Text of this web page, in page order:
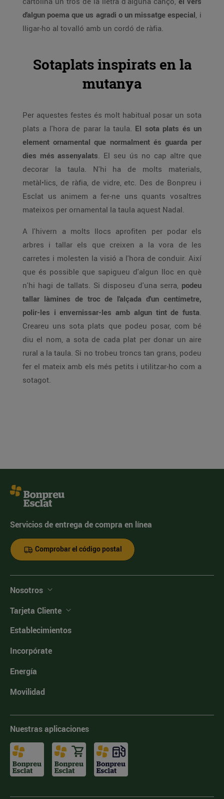
d'algun poema que us agradi o un missatge especial, i
lligar-ho al tovalló amb un cordó de ràfia.
Sotaplats inspirats en la
mutanya
Per aquestes festes és molt habitual posar un sota
plats a l'hora de parar la taula. El sota plats és un
element ornamental que normalment és guarda per
dies més assenyalats. El seu ús no cap altre que
decorar la taula. N'hi ha de molts materials,
metàl•lics, de ràfia, de vidre, etc. Des de Bonpreu i
Esclat us animem a fer-ne uns quants vosaltres
mateixos per ornamental la taula aquest Nadal.
A l'hivern a molts llocs aprofiten per podar els
arbres i tallar els que creixen a la vora de les
carretes i molesten la visió a l'hora de conduir. Així
que és possible que sapigueu d'algun lloc en què
n'hi hagi de tallats. Si disposeu d'una serra, podeu
tallar làmines de troc de l'alçada d'un centímetre,
polir-les i envernissar-les amb algun tint de fusta.
Creareu uns sota plats que podeu posar, com bé
diu el nom, a sota de cada plat per donar un aire
rural a la taula. Si no trobeu troncs tan grans, podeu
fer el mateix amb els més petits i utilitzar-ho com a
sotagot.
Servicios de entrega de compra en línea
Comprobar el código postal
Nosotros
Tarjeta Cliente
Establecimientos
Incorpórate
Energía
Movilidad
Nuestras aplicaciones